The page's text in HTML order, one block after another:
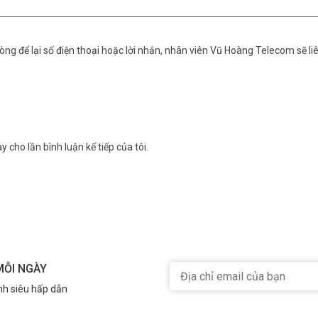
Password.
ca qui định, và số giờ làm thêm của nhân viên theo từng thời điểm.
dễ dàng quan sát giờ làm việc của từng nhân viên.
để lại số điện thoại hoặc lời nhắn, nhân viên Vũ Hoàng Telecom sẽ
cho lần bình luận kế tiếp của tôi.
NGÀY
siêu hấp dẫn